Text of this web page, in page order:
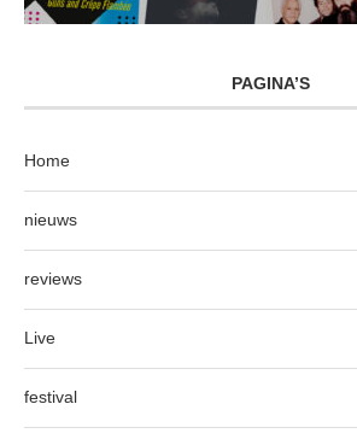
PAGINA’S
Home
nieuws
reviews
Live
festival